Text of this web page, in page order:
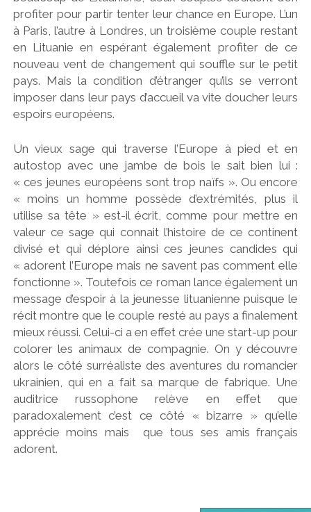
profiter pour partir tenter leur chance en Europe. L’un
à Paris, l’autre à Londres, un troisième couple restant
en Lituanie en espérant également profiter de ce
nouveau vent de changement qui souffle sur le petit
pays. Mais la condition d’étranger qu’ils se verront
imposer dans leur pays d’accueil va vite doucher leurs
espoirs européens.
Un vieux sage qui traverse l’Europe à pied et en
autostop avec une jambe de bois le sait bien lui :
« ces jeunes européens sont trop naïfs ». Ou encore
« moins un homme possède d’extrémités, plus il
utilise sa tête » est-il écrit, comme pour mettre en
valeur ce sage qui connait l’histoire de ce continent
divisé et qui déplore ainsi ces jeunes candides qui
« adorent l’Europe mais ne savent pas comment elle
fonctionne ». Toutefois ce roman lance également un
message d’espoir à la jeunesse lituanienne puisque le
récit montre que le couple resté au pays a finalement
mieux réussi. Celui-ci a en effet crée une start-up pour
colorer les animaux de compagnie. On y découvre
alors le côté surréaliste des aventures du romancier
ukrainien, qui en a fait sa marque de fabrique. Une
auditrice russophone relève en effet que
paradoxalement c’est ce côté « bizarre » qu’elle
apprécie moins mais que tous ses amis français
adorent.